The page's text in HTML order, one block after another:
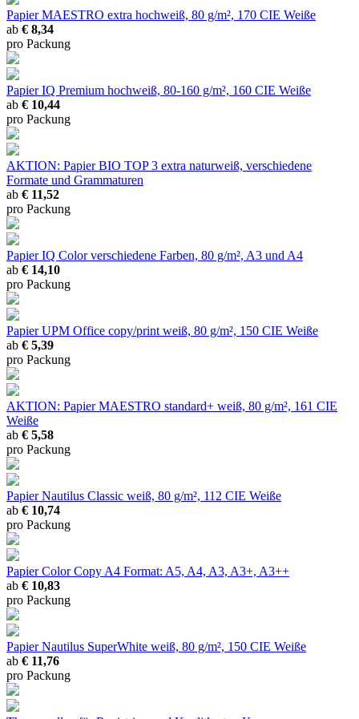
Papier MAESTRO extra hochweiß, 80 g/m², 170 CIE Weiße
ab € 8,34
pro Packung
Papier IQ Premium hochweiß, 80-160 g/m², 160 CIE Weiße
ab € 10,44
pro Packung
AKTION: Papier BIO TOP 3 extra naturweiß, verschiedene
Formate und Grammaturen
ab € 11,52
pro Packung
Papier IQ Colorverschiedene Farben, 80 g/m², A3 und A4
ab € 14,10
pro Packung
Papier UPM Office copy/print weiß, 80 g/m², 150 CIE Weiße
ab € 5,39
pro Packung
AKTION: Papier MAESTRO standard+ weiß, 80 g/m², 161 CIE
Weiße
ab € 5,58
pro Packung
Papier Nautilus Classic weiß, 80 g/m², 112 CIE Weiße
ab € 10,74
pro Packung
Papier Color Copy A4 Format: A5, A4, A3, A3+, A3++
ab € 10,83
pro Packung
Papier Nautilus SuperWhite weiß, 80 g/m², 150 CIE Weiße
ab € 11,76
pro Packung